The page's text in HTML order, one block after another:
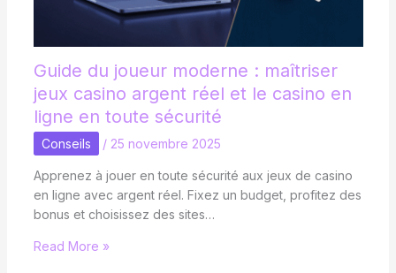
Guide du joueur moderne : maîtriser
jeux casino argent réel et le casino en
ligne en toute sécurité
Conseils / 25 novembre 2025
Apprenez à jouer en toute sécurité aux jeux de casino
en ligne avec argent réel. Fixez un budget, profitez des
bonus et choisissez des sites…
Read More »